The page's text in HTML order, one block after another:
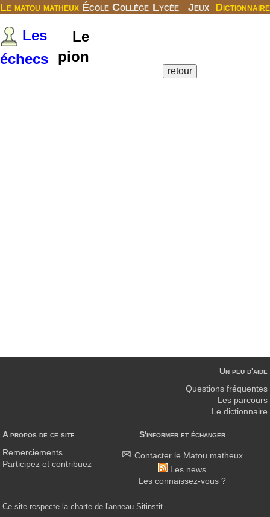
Le matou matheux École Collège Lycée Jeux Dictionnaire
Les
échecs
Le
pion
A propos de ce site
Remerciements
Participez et contribuez
S'informer et échanger
Contacter le Matou matheux
Les news
Les connaissez-vous ?
Un peu d'aide
Questions fréquentes
Les parcours
Le dictionnaire
Ce site respecte la charte de l'anneau Sitinstit.